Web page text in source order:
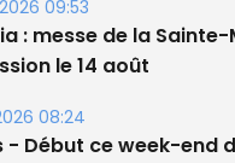
San Benedetto
09:53
le 14 août